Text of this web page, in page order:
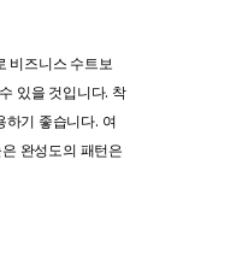
비즈니스 수트보
있을 것입니다. 착
하기 좋습니다. 여
완성도의 패턴은